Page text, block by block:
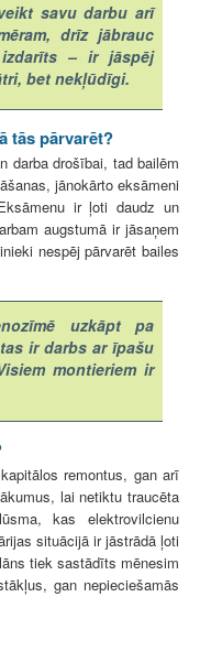
savu darbu arī
drīz jābrauc
– ir jāspēj
bet nekļūdīgi.
tās pārvarēt?
darba drošībai, tad bailēm
jānokārto eksāmeni
ir ļoti daudz un
augstumā ir jāsaņem
nespēj pārvarēt bailes
uzkāpt pa
ir darbs ar īpašu
montieriem ir
remontus, gan arī
lai netiktu traucēta
kas elektrovilcienu
situācijā ir jāstrādā ļoti
tiek sastādīts mēnesim
gan nepieciešamās